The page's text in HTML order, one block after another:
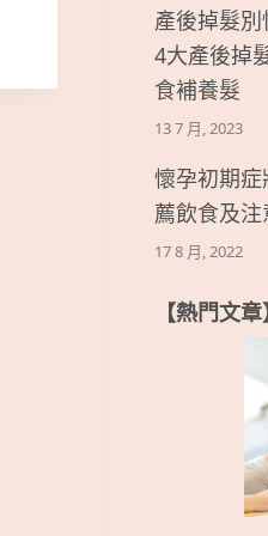
產後掉髮
4大產後掉
食補養髮
13 7 月, 2023
懷孕初期
薦飲食及
17 8 月, 2022
【熱門文章